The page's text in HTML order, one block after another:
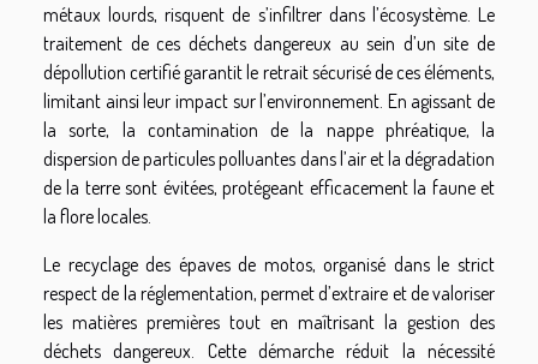
métaux lourds, risquent de s’infiltrer dans l’écosystème. Le
traitement de ces déchets dangereux au sein d’un site de
dépollution certifié garantit le retrait sécurisé de ces éléments,
limitant ainsi leur impact sur l’environnement. En agissant de
la sorte, la contamination de la nappe phréatique, la
dispersion de particules polluantes dans l’air et la dégradation
de la terre sont évitées, protégeant efficacement la faune et
la flore locales.
Le recyclage des épaves de motos, organisé dans le strict
respect de la réglementation, permet d’extraire et de valoriser
les matières premières tout en maîtrisant la gestion des
déchets dangereux. Cette démarche réduit la nécessité